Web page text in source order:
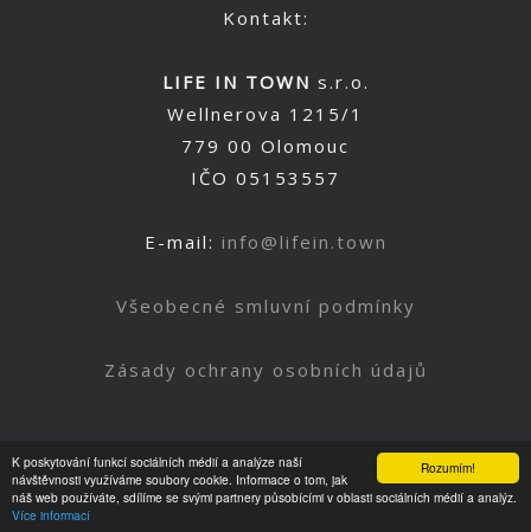
Rozumím!
K poskytování funkcí sociálních médií a analýze naší
návštěvnosti využíváme soubory cookie. Informace o tom, jak
náš web používáte, sdílíme se svými partnery působícími v oblasti sociálních médií a analýz.
Více informací
Kontakt:
LIFE IN TOWN s.r.o.
Wellnerova 1215/1
779 00 Olomouc
IČO 05153557
E-mail: info@lifein.town
Všeobecné smluvní podmínky
Zásady ochrany osobních údajů
Nahoru